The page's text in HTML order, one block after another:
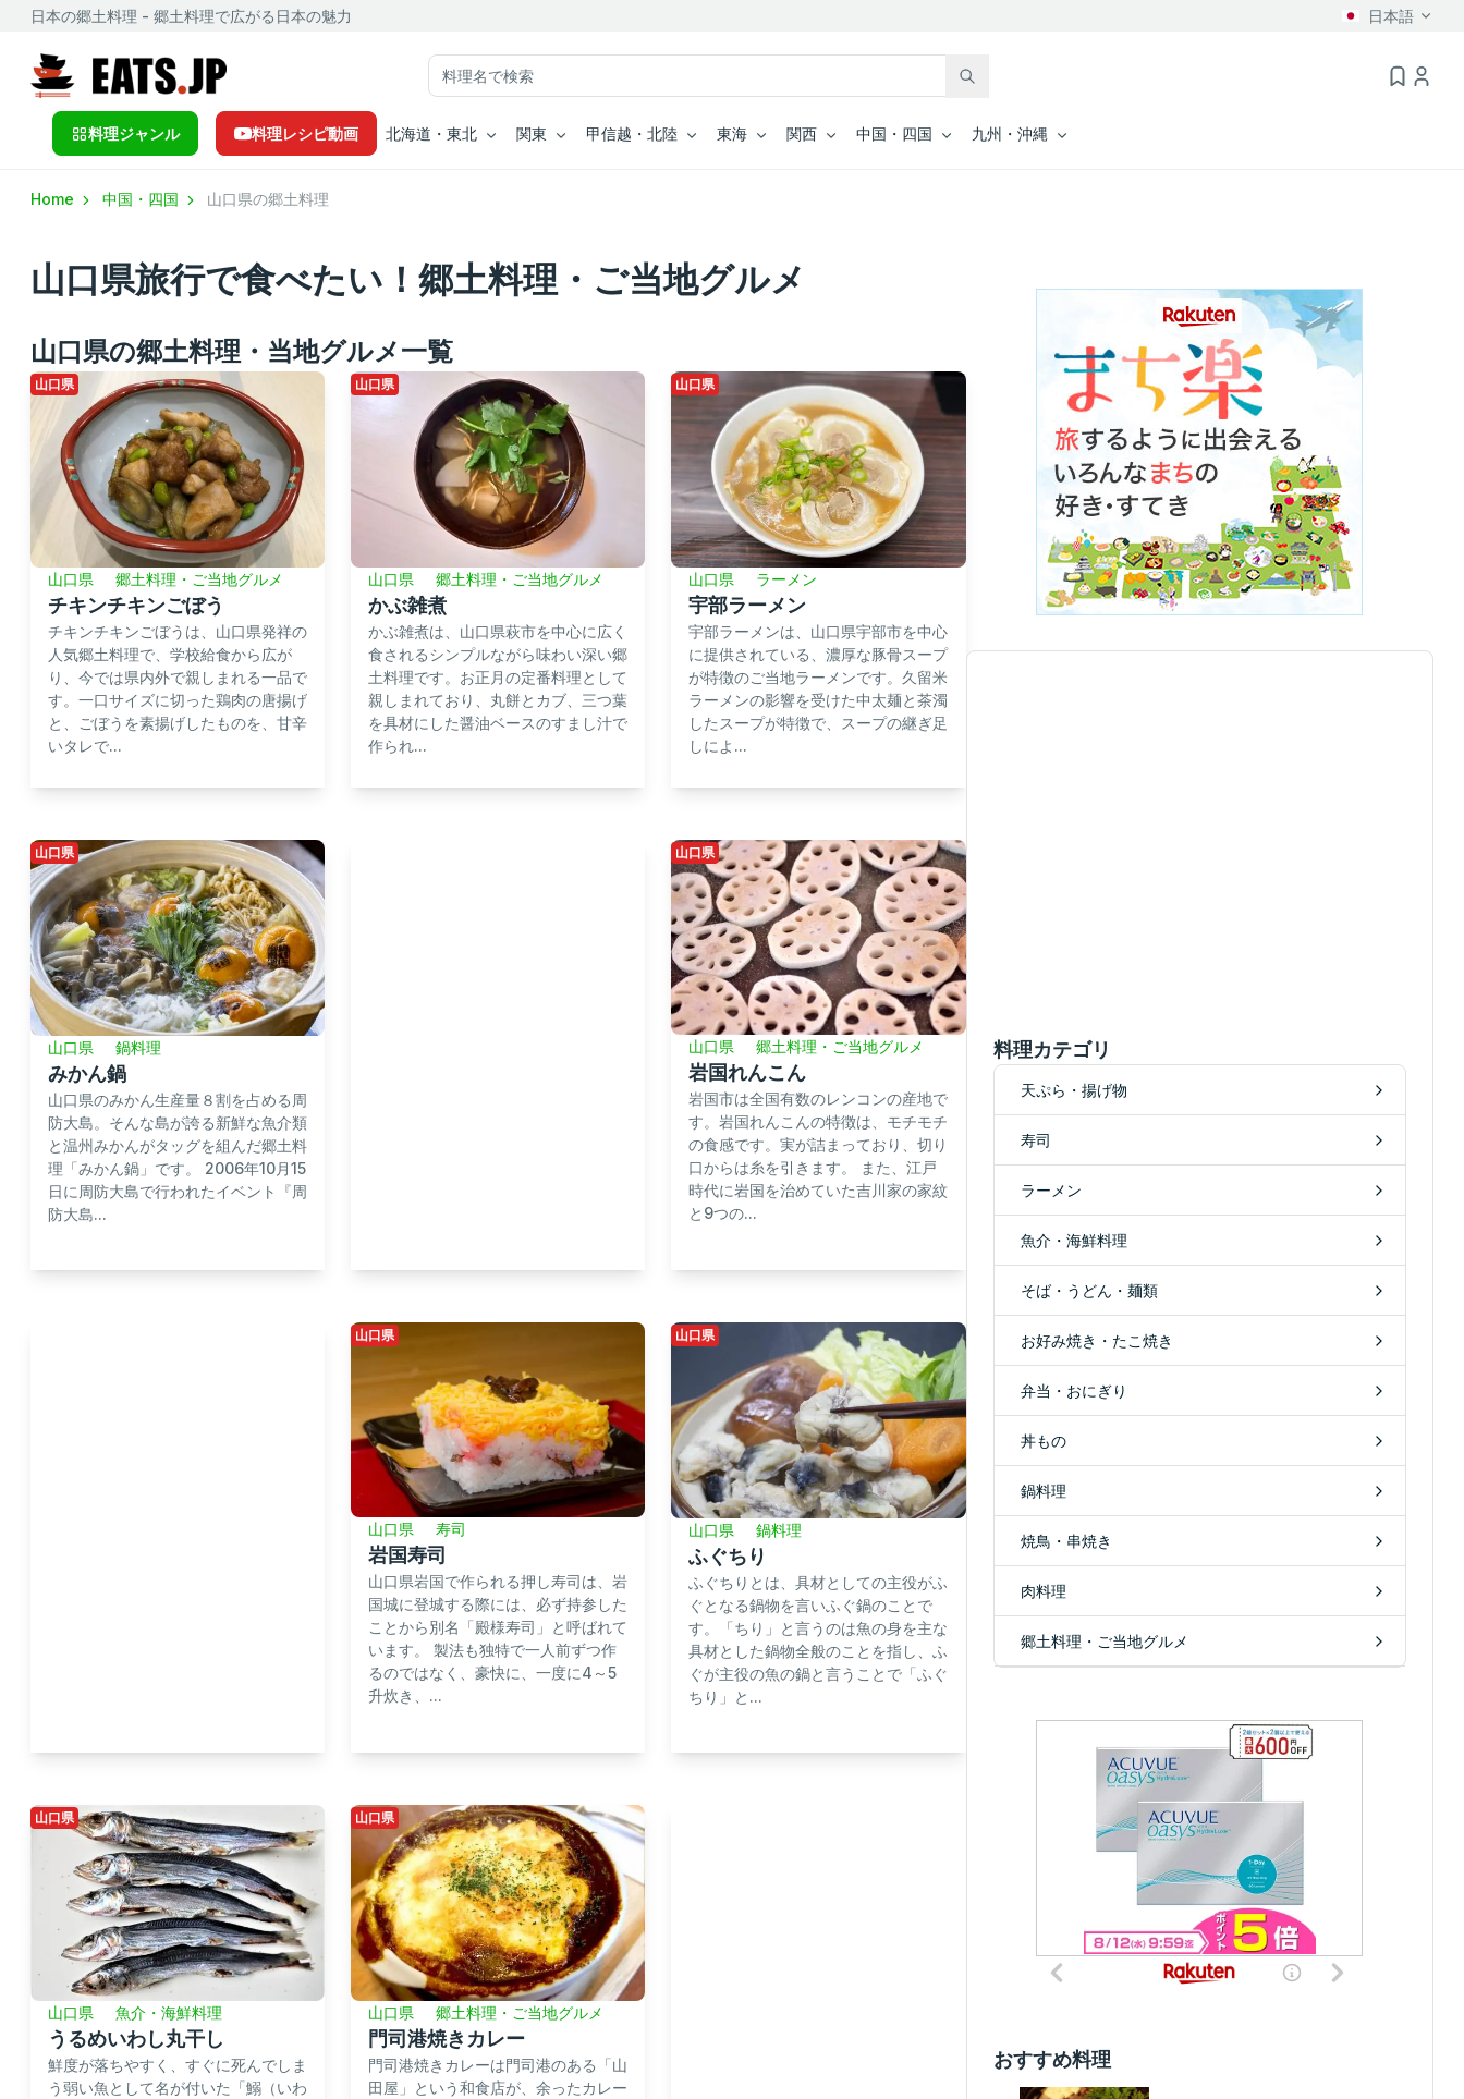
日本の郷土料理 - 郷土料理で広がる日本の魅力 日本語
料理ジャンル 料理レシピ動画 北海道・東北 関東 甲信越・北陸 東海 関西 中国・四国 九州・沖縄
Home 中国・四国 山口県の郷土料理
山口県旅行で食べたい！郷土料理・ご当地グルメ
山口県の郷土料理・当地グルメ一覧
山口県
山口県 郷土料理・ご当地グルメ
チキンチキンごぼう
チキンチキンごぼうは、山口県発祥の
人気郷土料理で、学校給食から広が
り、今では県内外で親しまれる一品で
す。一口サイズに切った鶏肉の唐揚げ
と、ごぼうを素揚げしたものを、甘辛
いタレで...
山口県
山口県 郷土料理・ご当地グルメ
かぶ雑煮
かぶ雑煮は、山口県萩市を中心に広く
食されるシンプルながら味わい深い郷
土料理です。お正月の定番料理として
親しまれており、丸餅とカブ、三つ葉
を具材にした醤油ベースのすまし汁で
作られ...
山口県
山口県 ラーメン
宇部ラーメン
宇部ラーメンは、山口県宇部市を中心
に提供されている、濃厚な豚骨スープ
が特徴のご当地ラーメンです。久留米
ラーメンの影響を受けた中太麺と茶濁
したスープが特徴で、スープの継ぎ足
しによ...
山口県
山口県 鍋料理
みかん鍋
山口県のみかん生産量８割を占める周
防大島。そんな島が誇る新鮮な魚介類
と温州みかんがタッグを組んだ郷土料
理「みかん鍋」です。 2006年10月15
日に周防大島で行われたイベント『周
防大島...
山口県
山口県 郷土料理・ご当地グルメ
岩国れんこん
岩国市は全国有数のレンコンの産地で
す。岩国れんこんの特徴は、モチモチ
の食感です。実が詰まっており、切り
口からは糸を引きます。 また、江戸
時代に岩国を治めていた吉川家の家紋
と9つの...
山口県
山口県 寿司
岩国寿司
山口県岩国で作られる押し寿司は、岩
国城に登城する際には、必ず持参した
ことから別名「殿様寿司」と呼ばれて
います。 製法も独特で一人前ずつ作
るのではなく、豪快に、一度に4～5
升炊き、...
山口県
山口県 鍋料理
ふぐちり
ふぐちりとは、具材としての主役がふ
ぐとなる鍋物を言いふぐ鍋のことで
す。「ちり」と言うのは魚の身を主な
具材とした鍋物全般のことを指し、ふ
ぐが主役の魚の鍋と言うことで「ふぐ
ちり」と...
山口県
山口県 魚介・海鮮料理
うるめいわし丸干し
鮮度が落ちやすく、すぐに死んでしま
う弱い魚として名が付いた「鰯（いわ
山口県
山口県 郷土料理・ご当地グルメ
門司港焼きカレー
門司港焼きカレーは門司港のある「山
田屋」という和食店が、余ったカレー
料理カテゴリ
天ぷら・揚げ物
寿司
ラーメン
魚介・海鮮料理
そば・うどん・麺類
お好み焼き・たこ焼き
弁当・おにぎり
丼もの
鍋料理
焼鳥・串焼き
肉料理
郷土料理・ご当地グルメ
おすすめ料理